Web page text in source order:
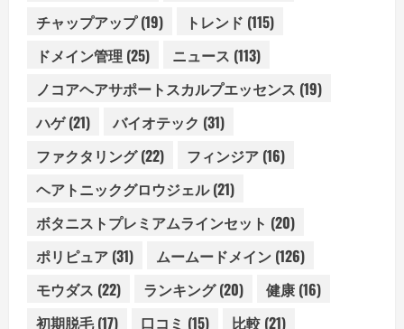
チャップアップ(19) トレンド (115)
ドメイン管理 (25) ニュース (113)
ノコアヘアサポートスカルプエッセンス (19)
ハゲ(21) バイオテック (31)
ファクタリング(22) フィンジア (16)
ヘアトニックグロウジェル(21)
ボタニストプレミアムラインセット (20)
ポリピュア (31) ムームードメイン (126)
モウダス (22) ランキング(20) 健康 (16)
初期脱毛(17) 口コミ (15) 比較 (21)